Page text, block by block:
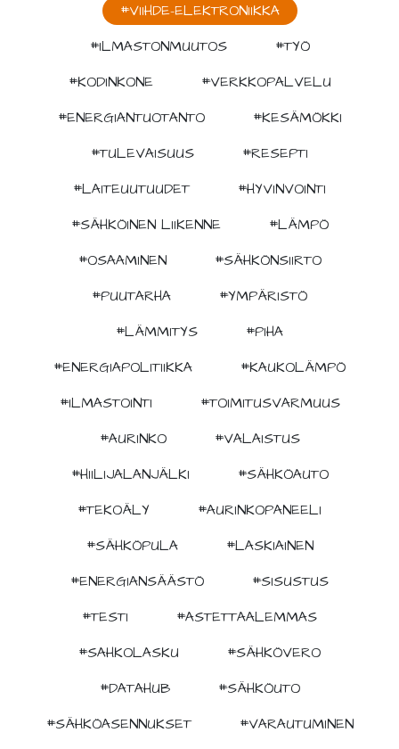
#VIIHDE-ELEKTRONIIKKA
#ILMASTONMUUTOS
#TYÖ
#KODINKONE
#VERKKOPALVELU
#ENERGIANTUOTANTO
#KESÄMÖKKI
#TULEVAISUUS
#RESEPTI
#LAITEUUTUUDET
#HYVINVOINTI
#SÄHKÖINEN LIIKENNE
#LÄMPÖ
#OSAAMINEN
#SÄHKÖNSIIRTO
#PUUTARHA
#YMPÄRISTÖ
#LÄMMITYS
#PIHA
#ENERGIAPOLITIIKKA
#KAUKOLÄMPÖ
#ILMASTOINTI
#TOIMITUSVARMUUS
#AURINKO
#VALAISTUS
#HIILIJALANJÄLKI
#SÄHKÖAUTO
#TEKOÄLY
#AURINKOPANEELI
#SÄHKÖPULA
#LASKIAINEN
#ENERGIANSÄÄSTÖ
#SISUSTUS
#TESTI
#ASTETTAALEMMAS
#SAHKOLASKU
#SÄHKÖVERO
#DATAHUB
#SÄHKÖUTO
#SÄHKÖASENNUKSET
#VARAUTUMINEN